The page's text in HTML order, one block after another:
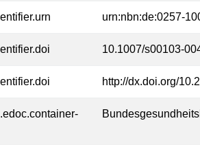
urn:nbn:de:0257-
10.1007/s00103-
http://dx.doi.org/